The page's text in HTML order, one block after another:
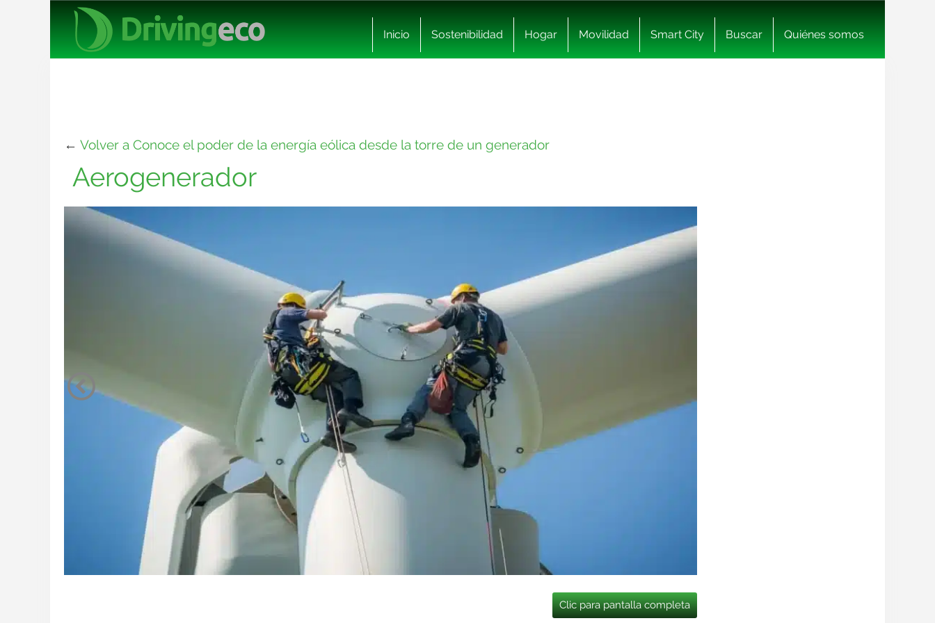
Inicio Sostenibilidad Hogar Movilidad Smart City Buscar Quiénes somos
← Volver a Conoce el poder de la energía eólica desde la torre de un generador
Aerogenerador
Clic para pantalla completa